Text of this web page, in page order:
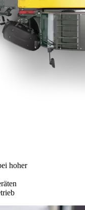
hoher